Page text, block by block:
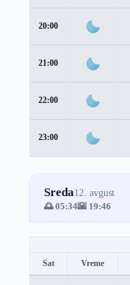
20:00
21:00
22:00
23:00
Sreda12. avgust
🌅 05:34🌇 19:46
Sat Vreme